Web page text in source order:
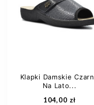
Dodaj do koszyka
Klapki Damskie
Na Lato...
104,00 zł